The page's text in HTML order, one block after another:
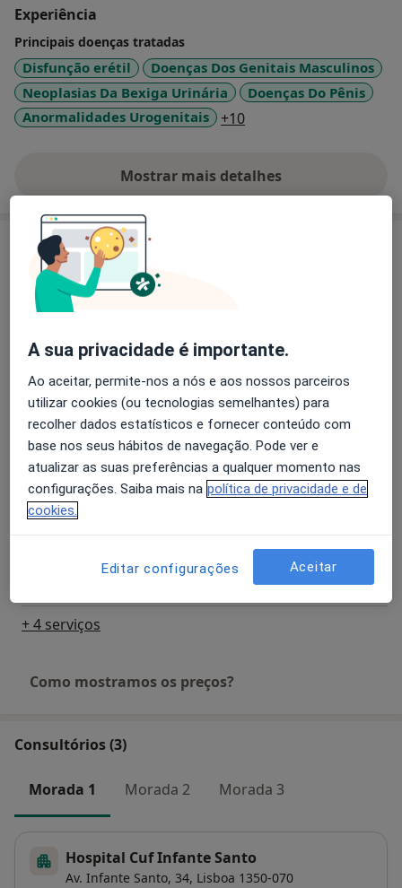
Experiência
Principais doenças tratadas
Disfunção erétil
Doenças Dos Genitais Masculinos
Neoplasias Da Bexiga Urinária
Doenças Do Pênis
Anormalidades Urogenitais
+10a11y_sr_more_diseases
Mostrar mais detalhes
sobre a experiência
Serviços e preços
Biópsias ecoguiadas da próstata
Detalhes
Cistectomia Total
Colocacao De Cateter Duplo "J"
Detalhes
Consulta domiciliar Urologia
Detalhes
+ 4 serviços
Como mostramos os preços?
Consultórios (3)
Morada 1 Morada 2 Morada 3
Hospital Cuf Infante Santo
Av. Infante Santo, 34, Lisboa 1350-070
A sua privacidade é importante.
Ao aceitar, permite-nos a nós e aos nossos parceiros
utilizar cookies (ou tecnologias semelhantes) para
recolher dados estatísticos e fornecer conteúdo com
base nos seus hábitos de navegação. Pode ver e
atualizar as suas preferências a qualquer momento nas
configurações. Saiba mais na política de privacidade e de
cookies.
Editar configurações Aceitar